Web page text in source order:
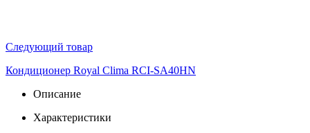
Следующий товар
Кондиционер Royal Clima RCI-SA40HN
Описание
Характеристики